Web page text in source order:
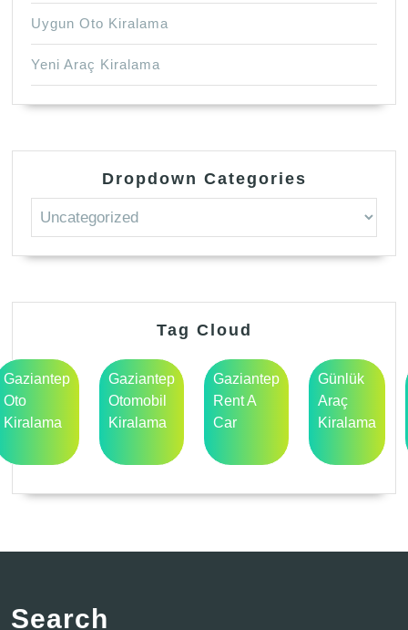
Uygun Oto Kiralama
Yeni Araç Kiralama
Dropdown Categories
Tag Cloud
Gaziantep
Oto
Kiralama
Gaziantep
Otomobil
Kiralama
Gaziantep
Rent A
Car
Günlük
Araç
Kiralama
Search